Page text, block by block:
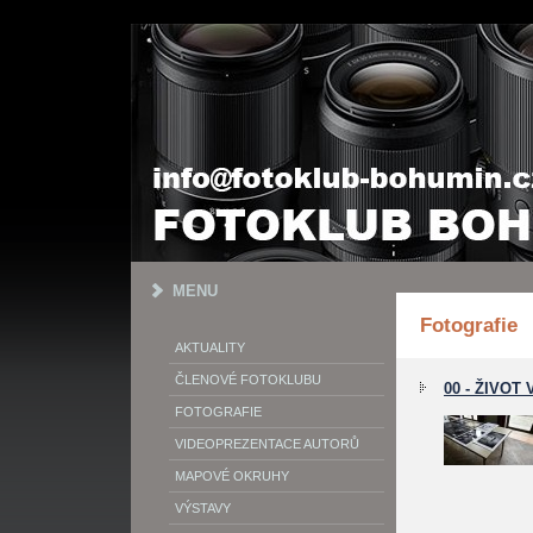
MENU
AKTUALITY
ČLENOVÉ FOTOKLUBU
FOTOGRAFIE
VIDEOPREZENTACE AUTORŮ
MAPOVÉ OKRUHY
VÝSTAVY
Fotografie
00 - ŽIVOT